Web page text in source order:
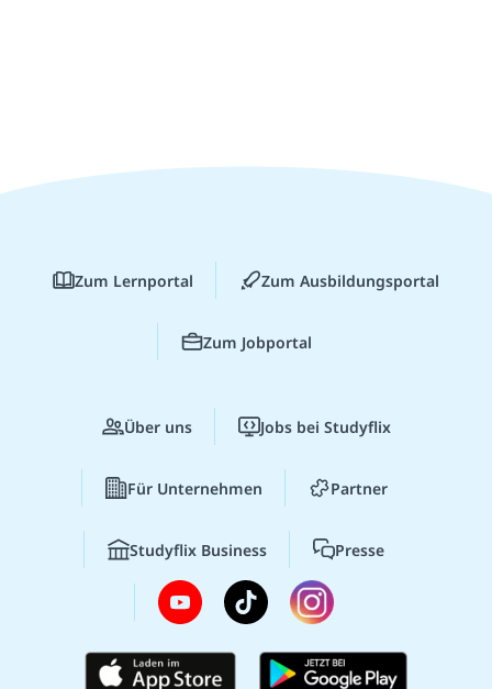
Zum Lernportal Zum Ausbildungsportal
Zum Jobportal
Über uns Jobs bei Studyflix
Für Unternehmen Partner
Studyflix Business Presse